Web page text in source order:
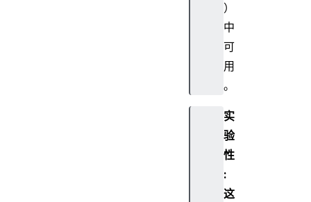
）
中
可
用
。
实
验
性
:
这